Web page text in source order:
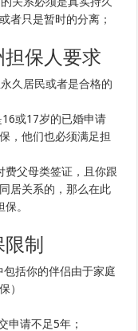
者只是暂时的分离；
保人要求
久居民或者是合格的
或17岁的已婚申请
，他们也必须满足担
费父母类签证，且你跟
居关系的，那么在此
。
制
括你的伴侣由于家庭
）
申请不足5年；